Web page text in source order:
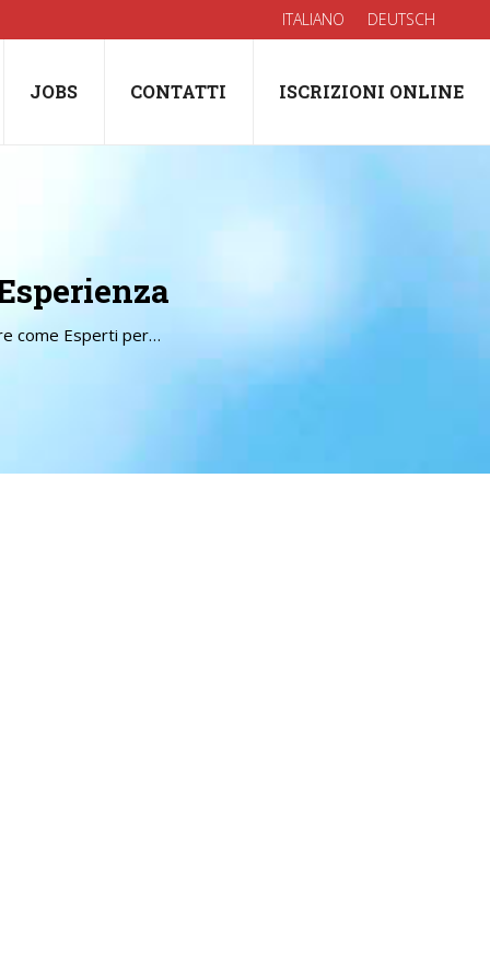
ITALIANO DEUTSCH
JOBS CONTATTI ISCRIZIONI ONLINE
come Esperti per…